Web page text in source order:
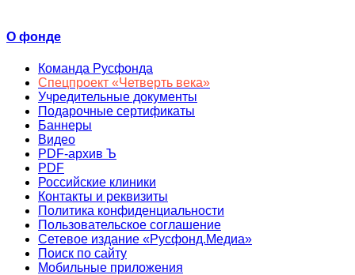
О фонде
Команда Русфонда
Спецпроект «Четверть века»
Учредительные документы
Подарочные сертификаты
Баннеры
Видео
PDF-архив Ъ
PDF
Российские клиники
Контакты и реквизиты
Политика конфиденциальности
Пользовательское соглашение
Сетевое издание «Русфонд.Медиа»
Поиск по сайту
Мобильные приложения